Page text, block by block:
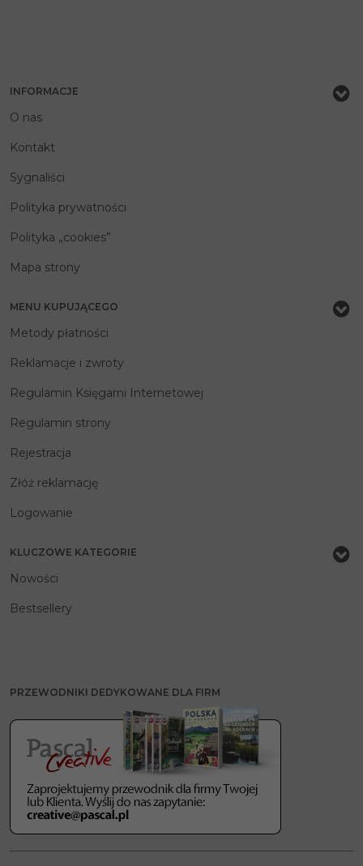
INFORMACJE
O nas
Kontakt
Sygnaliści
Polityka prywatności
Polityka „cookies”
Mapa strony
MENU KUPUJĄCEGO
Metody płatności
Reklamacje i zwroty
Regulamin Księgarni Internetowej
Regulamin strony
Rejestracja
Złóż reklamację
Logowanie
KLUCZOWE KATEGORIE
Nowości
Bestsellery
PRZEWODNIKI DEDYKOWANE DLA FIRM